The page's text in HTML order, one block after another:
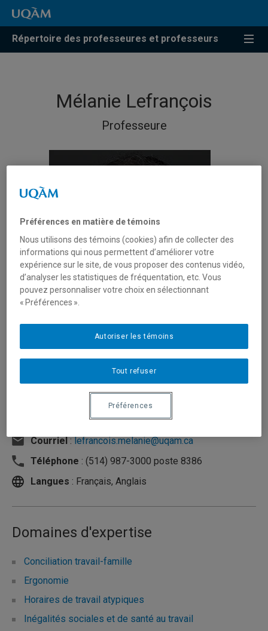
Répertoire des professeures et professeurs
Mélanie Lefrançois
Professeure
Département d'organisation et ressources
Courriel:lefrancois.melanie@uqam.ca
Téléphone : (514) 987-3000 poste 8386
Langues : Français, Anglais
Domaines d'expertise
Conciliation travail-famille
Ergonomie
Horaires de travail atypiques
Inégalités sociales et de santé au travail
Préférences en matière de témoins
Nous utilisons des témoins (cookies) afin de collecter des
informations qui nous permettent d’améliorer votre
expérience sur le site, de vous proposer des contenus vidéo,
d’analyser les statistiques de fréquentation, etc. Vous
pouvez personnaliser votre choix en sélectionnant
« Préférences ».
Tout refuser
Autoriser les témoins
Préférences